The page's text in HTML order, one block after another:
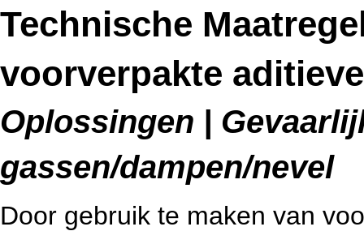
Technische
voorverpakte
Oplossingen |
gassen/dampen/nevel
Door gebruik te maken van